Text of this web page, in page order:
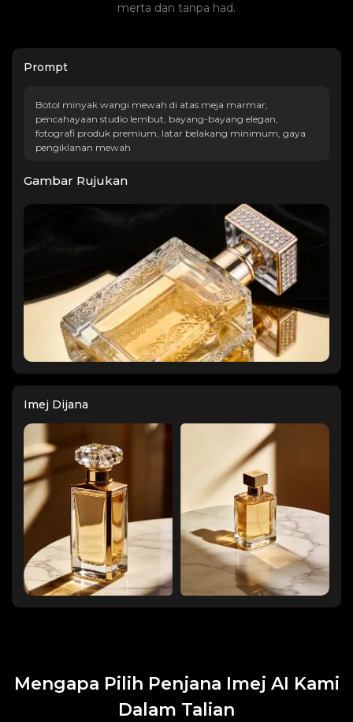
merta dan tanpa had.
Prompt
Botol minyak wangi mewah di atas meja marmar,
pencahayaan studio lembut, bayang-bayang elegan,
fotografi produk premium, latar belakang minimum, gaya
pengiklanan mewah
Gambar Rujukan
Imej Dijana
Mengapa Pilih Penjana Imej AI Kami
Dalam Talian